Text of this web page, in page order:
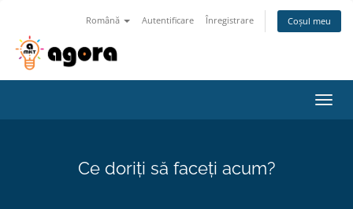
Română Autentificare Înregistrare Coșul meu
Ce doriți să faceți acum?